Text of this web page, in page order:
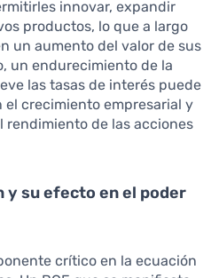
innovar, expandir
productos, lo que a largo
un aumento del valor de sus
un endurecimiento de la
las tasas de interés puede
crecimiento empresarial y
de las acciones
y su efecto en el poder
crítico en la ecuación